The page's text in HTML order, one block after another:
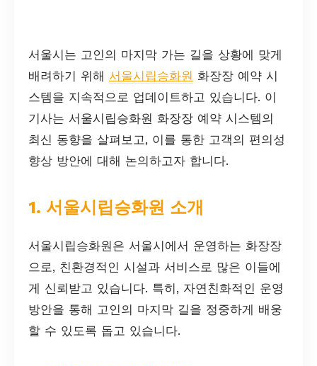
서울시는 고인의 마지막 가는 길을 상황에 맞게
배려하기 위해 서울시립승화원 화장장 예약 시
스템을 지속적으로 업데이트하고 있습니다. 이
기사는 서울시립승화원 화장장 예약 시스템의
최신 동향을 살펴보고, 이를 통한 고객의 편의성
향상 방안에 대해 논의하고자 합니다.
1. 서울시립승화원 소개
서울시립승화원은 서울시에서 운영하는 화장장
으로, 친환경적인 시설과 서비스로 많은 이들에
게 신뢰받고 있습니다. 특히, 자연친화적인 운영
방안을 통해 고인의 마지막 길을 정중하게 배웅
할 수 있도록 돕고 있습니다.